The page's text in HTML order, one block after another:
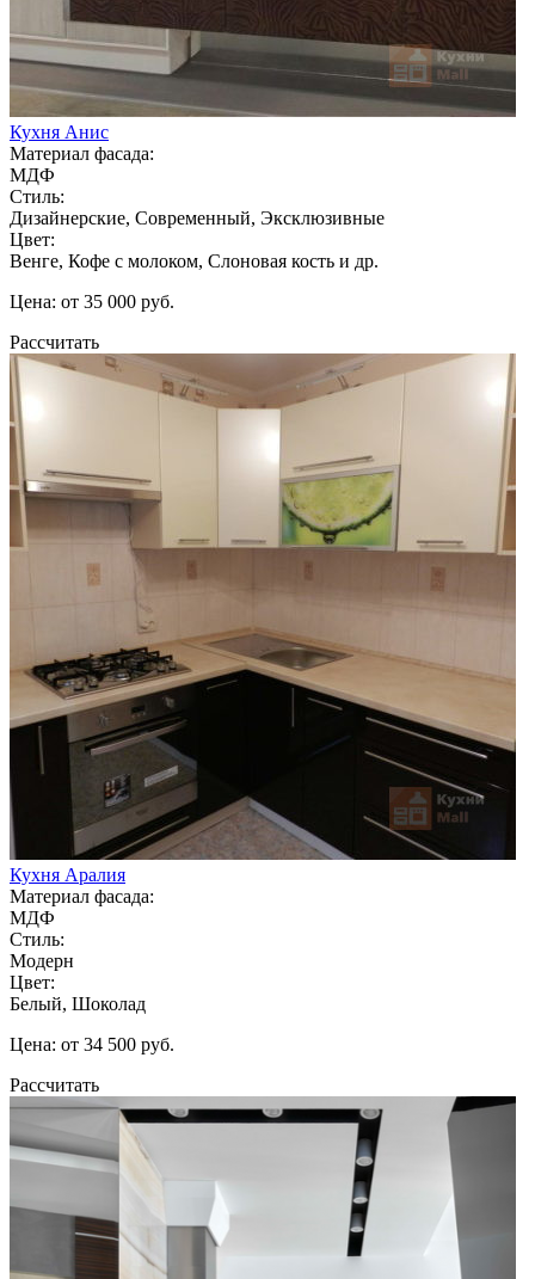
Кухня Анис
Материал фасада:
МДФ
Стиль:
Дизайнерские, Современный, Эксклюзивные
Цвет:
Венге, Кофе с молоком, Слоновая кость и др.
Цена: от 35 000 руб.
Рассчитать
Кухня Аралия
Материал фасада:
МДФ
Стиль:
Модерн
Цвет:
Белый, Шоколад
Цена: от 34 500 руб.
Рассчитать